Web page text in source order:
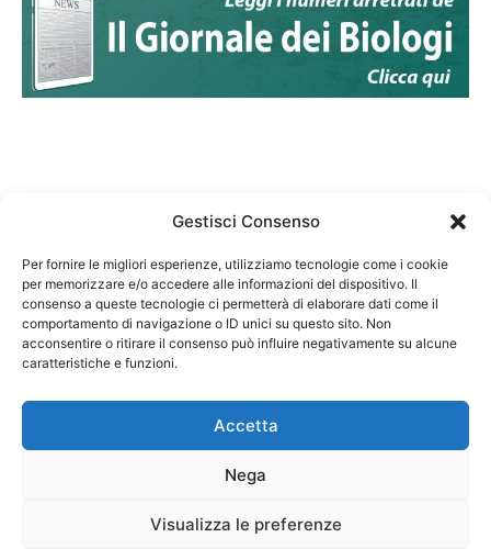
Gestisci Consenso
Per fornire le migliori esperienze, utilizziamo tecnologie come i cookie
per memorizzare e/o accedere alle informazioni del dispositivo. Il
consenso a queste tecnologie ci permetterà di elaborare dati come il
comportamento di navigazione o ID unici su questo sito. Non
acconsentire o ritirare il consenso può influire negativamente su alcune
caratteristiche e funzioni.
Accetta
Nega
Visualizza le preferenze
Federazione Nazionale Degli Ordini dei Biologi:
codice fiscale 80069130583
Responsabile sito internet www.fnob.it:
Privacy Policy Cookie Policy